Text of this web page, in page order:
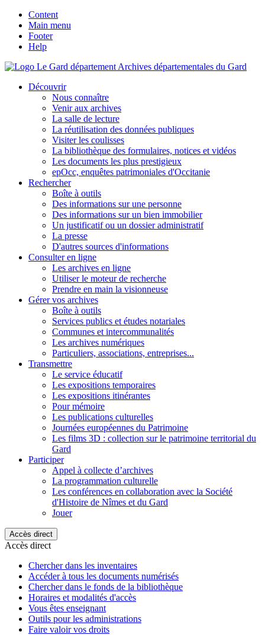
Content
Main menu
Footer
Help
Archives départementales du Gard
Découvrir
Nous connaître
Venir aux archives
La salle de lecture
La réutilisation des données publiques
Visiter les coulisses
La bibliothèque des formulaires, notices et vidéos
Les documents les plus prestigieux
epOcc, enquêtes patrimoniales d'Occitanie
Rechercher
Boîte à outils
Des informations sur une personne
Des informations sur un bien immobilier
Un justificatif ou un dossier administratif
La presse
D'autres sources d'informations
Consulter en ligne
Les archives en ligne
Utiliser le moteur de recherche
Prendre en main la visionneuse
Gérer vos archives
Boîte à outils
Services publics et études notariales
Communes et intercommunalités
Les archives numériques
Particuliers, associations, entreprises...
Transmettre
Le service éducatif
Les expositions temporaires
Les expositions itinérantes
Pour mémoire
Les publications culturelles
Journées européennes du Patrimoine
Les films 3D : collection sur le patrimoine territorial du
Gard
Participer
Appel à collecte d’archives
La programmation culturelle
Les conférences en collaboration avec la Société
d'Histoire de Nîmes et du Gard
Jouer
Accès direct
Accès direct
Chercher dans les inventaires
Accéder à tous les documents numérisés
Chercher dans le fonds de la bibliothèque
Horaires et modalités d'accès
Vous êtes enseignant
Outils pour les administrations
Faire valoir vos droits